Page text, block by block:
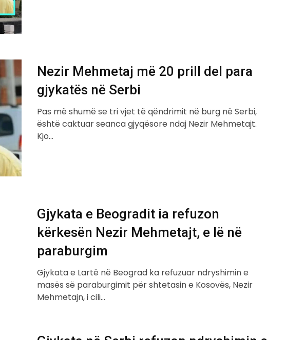
Nezir Mehmetaj më 20 prill del para
gjykatës në Serbi
Pas më shumë se tri vjet të qëndrimit në burg në Serbi,
është caktuar seanca gjyqësore ndaj Nezir Mehmetajt.
Kjo…
Gjykata e Beogradit ia refuzon
kërkesën Nezir Mehmetajt, e lë në
paraburgim
Gjykata e Lartë në Beograd ka refuzuar ndryshimin e
masës së paraburgimit për shtetasin e Kosovës, Nezir
Mehmetajn, i cili…